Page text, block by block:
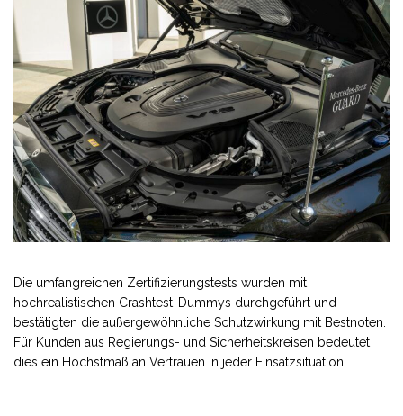
Die umfangreichen Zertifizierungstests wurden mit
hochrealistischen Crashtest-Dummys durchgeführt und
bestätigten die außergewöhnliche Schutzwirkung mit Bestnoten.
Für Kunden aus Regierungs- und Sicherheitskreisen bedeutet
dies ein Höchstmaß an Vertrauen in jeder Einsatzsituation.